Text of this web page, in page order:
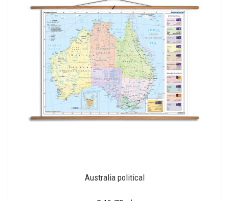
Australia political